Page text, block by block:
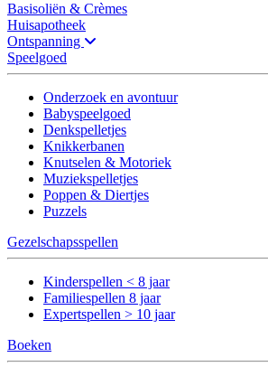
Basisoliën & Crèmes
Huisapotheek
Ontspanning
Speelgoed
Onderzoek en avontuur
Babyspeelgoed
Denkspelletjes
Knikkerbanen
Knutselen & Motoriek
Muziekspelletjes
Poppen & Diertjes
Puzzels
Gezelschapsspellen
Kinderspellen < 8 jaar
Familiespellen 8 jaar
Expertspellen > 10 jaar
Boeken